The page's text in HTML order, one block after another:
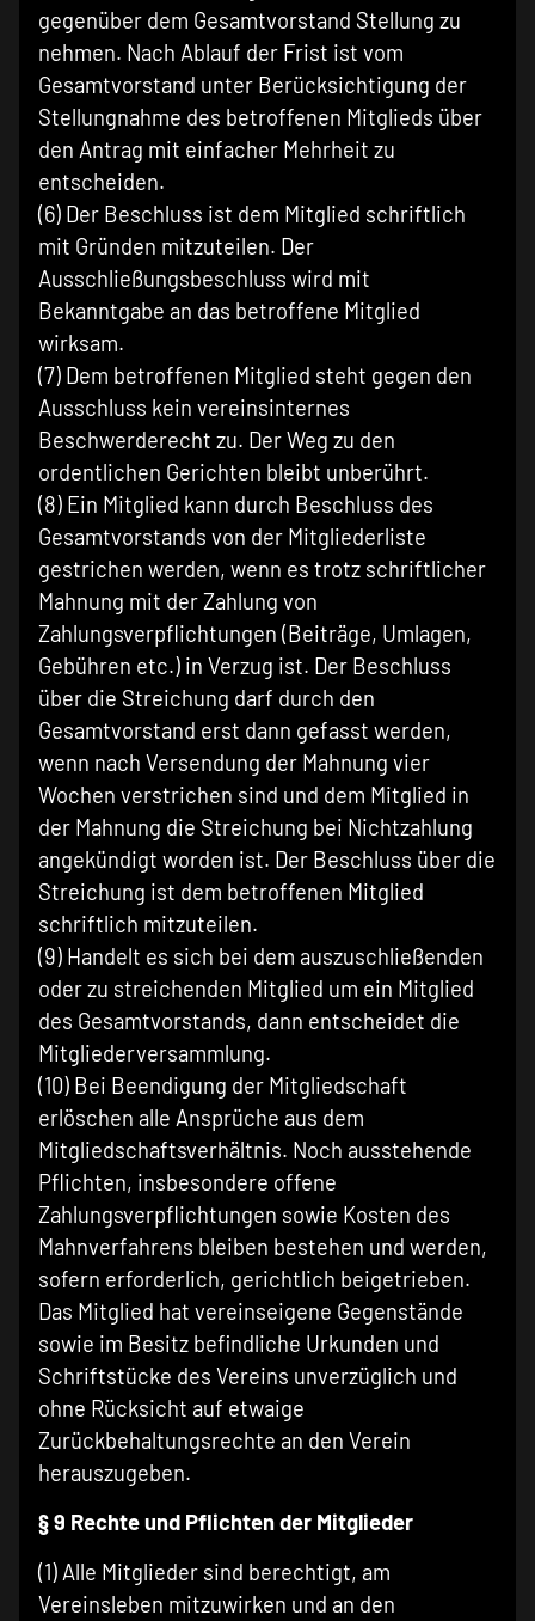
gegenüber dem Gesamtvorstand Stellung zu
nehmen. Nach Ablauf der Frist ist vom
Gesamtvorstand unter Berücksichtigung der
Stellungnahme des betroffenen Mitglieds über
den Antrag mit einfacher Mehrheit zu
entscheiden.
(6) Der Beschluss ist dem Mitglied schriftlich
mit Gründen mitzuteilen. Der
Ausschließungsbeschluss wird mit
Bekanntgabe an das betroffene Mitglied
wirksam.
(7) Dem betroffenen Mitglied steht gegen den
Ausschluss kein vereinsinternes
Beschwerderecht zu. Der Weg zu den
ordentlichen Gerichten bleibt unberührt.
(8) Ein Mitglied kann durch Beschluss des
Gesamtvorstands von der Mitgliederliste
gestrichen werden, wenn es trotz schriftlicher
Mahnung mit der Zahlung von
Zahlungsverpflichtungen (Beiträge, Umlagen,
Gebühren etc.) in Verzug ist. Der Beschluss
über die Streichung darf durch den
Gesamtvorstand erst dann gefasst werden,
wenn nach Versendung der Mahnung vier
Wochen verstrichen sind und dem Mitglied in
der Mahnung die Streichung bei Nichtzahlung
angekündigt worden ist. Der Beschluss über die
Streichung ist dem betroffenen Mitglied
schriftlich mitzuteilen.
(9) Handelt es sich bei dem auszuschließenden
oder zu streichenden Mitglied um ein Mitglied
des Gesamtvorstands, dann entscheidet die
Mitgliederversammlung.
(10) Bei Beendigung der Mitgliedschaft
erlöschen alle Ansprüche aus dem
Mitgliedschaftsverhältnis. Noch ausstehende
Pflichten, insbesondere offene
Zahlungsverpflichtungen sowie Kosten des
Mahnverfahrens bleiben bestehen und werden,
sofern erforderlich, gerichtlich beigetrieben.
Das Mitglied hat vereinseigene Gegenstände
sowie im Besitz befindliche Urkunden und
Schriftstücke des Vereins unverzüglich und
ohne Rücksicht auf etwaige
Zurückbehaltungsrechte an den Verein
herauszugeben.
§ 9 Rechte und Pflichten der Mitglieder
(1) Alle Mitglieder sind berechtigt, am
Vereinsleben mitzuwirken und an den